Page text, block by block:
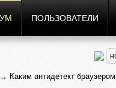
ПОЛЬЗОВАТЕЛИ
→ Каким антидетект